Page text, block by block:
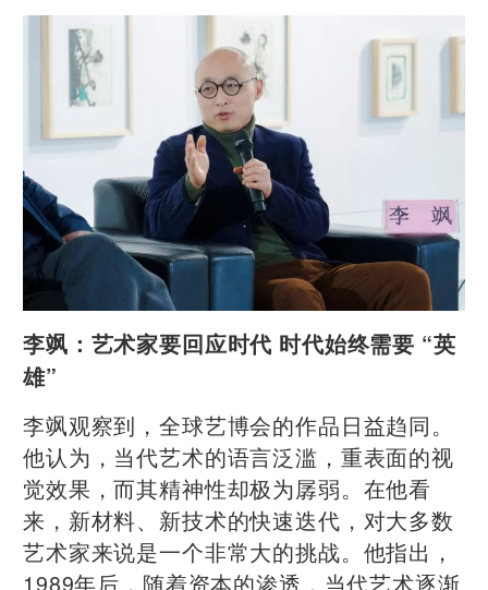
李飒：艺术家要回应时代 时代始终需要 “英
雄”
李飒观察到，全球艺博会的作品日益趋同。
他认为，当代艺术的语言泛滥，重表面的视
觉效果，而其精神性却极为孱弱。在他看
来，新材料、新技术的快速迭代，对大多数
艺术家来说是一个非常大的挑战。他指出，
1989年后，随着资本的渗透，当代艺术逐渐